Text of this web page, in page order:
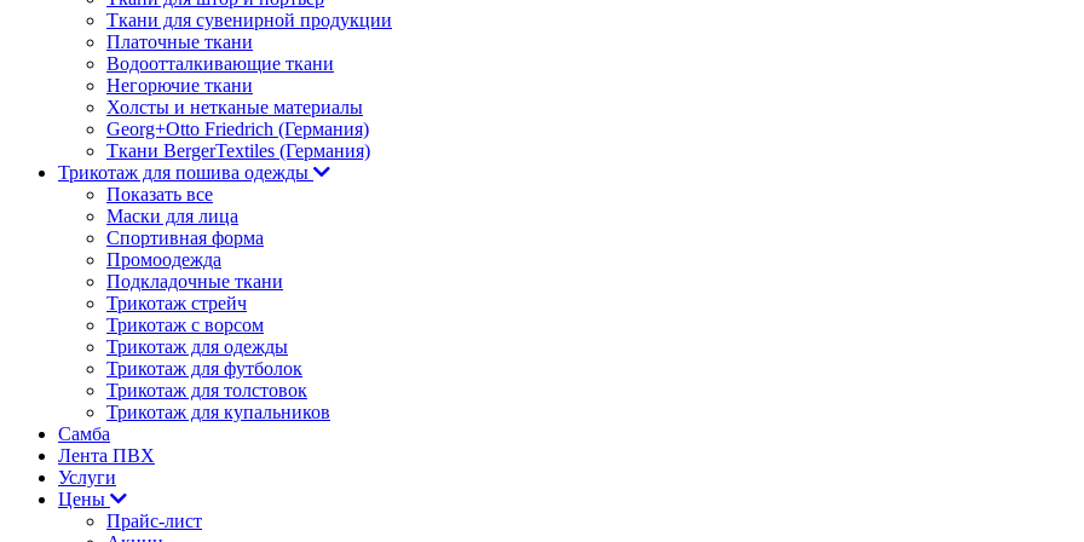
Ткани для сувенирной продукции
Платочные ткани
Водоотталкивающие ткани
Негорючие ткани
Холсты и нетканые материалы
Georg+Otto Friedrich (Германия)
Ткани BergerTextiles (Германия)
Трикотаж для пошива одежды
Показать все
Маски для лица
Спортивная форма
Промоодежда
Подкладочные ткани
Трикотаж стрейч
Трикотаж с ворсом
Трикотаж для одежды
Трикотаж для футболок
Трикотаж для толстовок
Трикотаж для купальников
Самба
Лента ПВХ
Услуги
Цены
Прайс-лист